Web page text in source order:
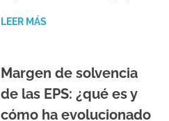
LEER MÁS
Margen de solvencia
de las EPS: ¿qué es y
cómo ha evolucionado